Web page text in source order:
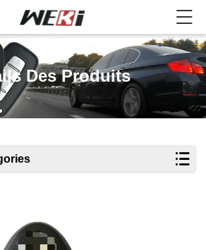
Des Produits